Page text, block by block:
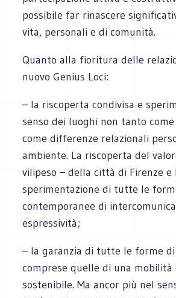
possibile far rinascere
vita, personali e di comunità.
Quanto alla fioritura delle
nuovo Genius Loci:
– la riscoperta condivisa e
senso dei luoghi non tanto
come differenze relazionali
ambiente. La riscoperta del
vilipeso – della città di Firenze e
sperimentazione di tutte le
contemporanee di
espressività;
– la garanzia di tutte le forme
comprese quelle di una mobilità
sostenibile. Ma ancor più nel